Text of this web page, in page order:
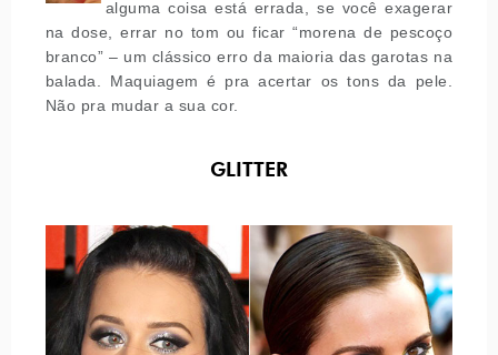
alguma coisa está errada, se você exagerar
na dose, errar no tom ou ficar “morena de pescoço
branco” – um clássico erro da maioria das garotas na
balada. Maquiagem é pra acertar os tons da pele.
Não pra mudar a sua cor.
GLITTER